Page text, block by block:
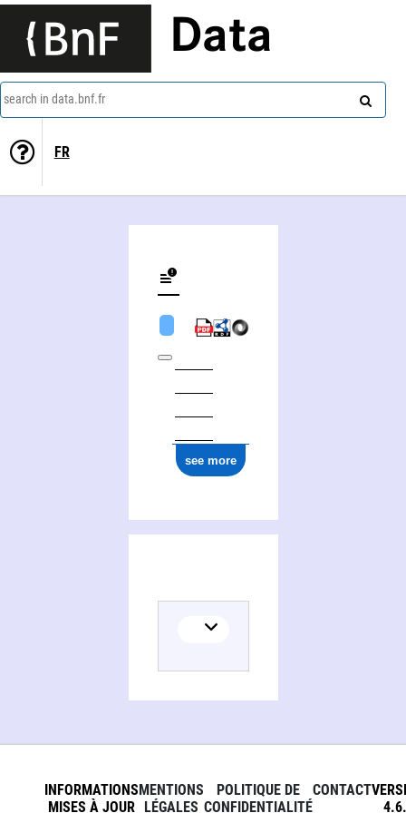
Data
search in data.bnf.fr
FR
see more
INFORMATIONS
MISES À JOUR
MENTIONS
LÉGALES
POLITIQUE DE
CONFIDENTIALITÉ
CONTACT